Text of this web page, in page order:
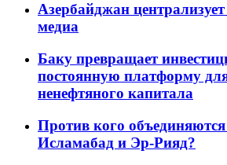
Азербайджан
медиа
Баку превращает
постоянную платформу
ненефтяного капитала
Против кого
Исламабад и Эр-Рияд?